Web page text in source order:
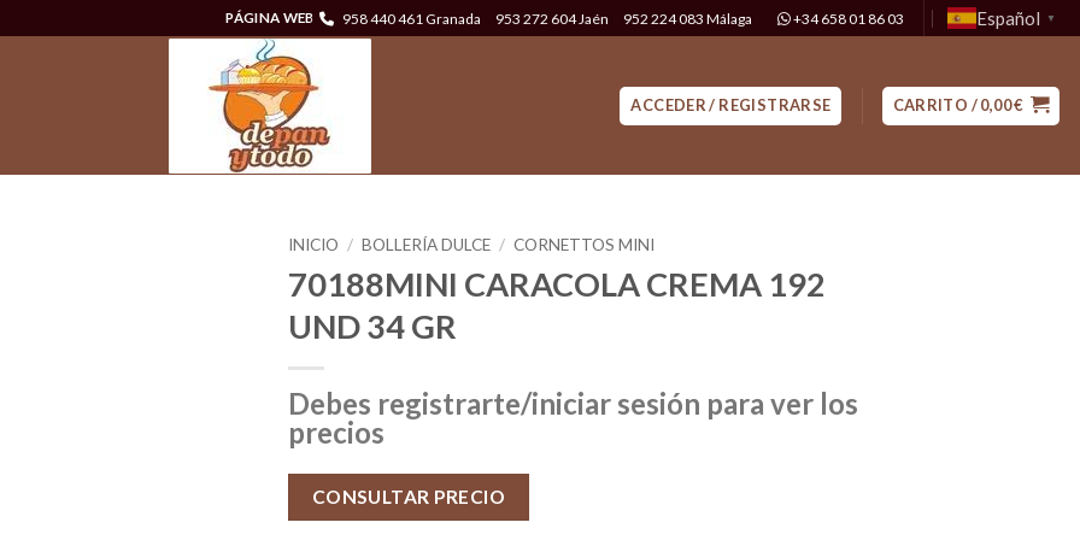
PÁGINA WEB 958 440 461 Granada 953 272 604 Jaén 952 224 083 Málaga +34 658 01 86 03 Español ▼
ACCEDER / REGISTRARSE CARRITO /0,00€
INICIO / BOLLERÍA DULCE / CORNETTOS MINI
70188MINI CARACOLA CREMA 192
UND 34 GR
Debes registrarte/iniciar sesión para ver los
precios
CONSULTAR PRECIO